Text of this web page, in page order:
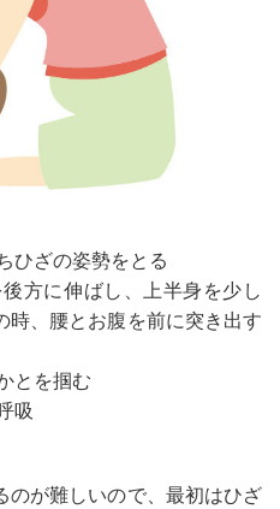
ひざの姿勢をとる
方に伸ばし、上半身を少し
時、腰とお腹を前に突き出す
とを掴む
吸
のが難しいので、最初はひざ